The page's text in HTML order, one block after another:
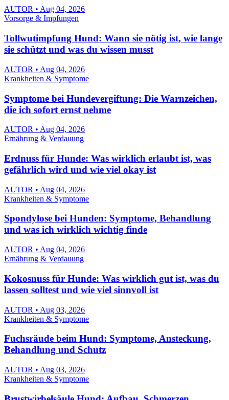
AUTOR • Aug 04, 2026
Vorsorge & Impfungen
Tollwutimpfung Hund: Wann sie nötig ist, wie lange
sie schützt und was du wissen musst
AUTOR • Aug 04, 2026
Krankheiten & Symptome
Symptome bei Hundevergiftung: Die Warnzeichen,
die ich sofort ernst nehme
AUTOR • Aug 04, 2026
Ernährung & Verdauung
Erdnuss für Hunde: Was wirklich erlaubt ist, was
gefährlich wird und wie viel okay ist
AUTOR • Aug 04, 2026
Krankheiten & Symptome
Spondylose bei Hunden: Symptome, Behandlung
und was ich wirklich wichtig finde
AUTOR • Aug 04, 2026
Ernährung & Verdauung
Kokosnuss für Hunde: Was wirklich gut ist, was du
lassen solltest und wie viel sinnvoll ist
AUTOR • Aug 03, 2026
Krankheiten & Symptome
Fuchsräude beim Hund: Symptome, Ansteckung,
Behandlung und Schutz
AUTOR • Aug 03, 2026
Krankheiten & Symptome